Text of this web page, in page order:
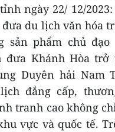
ngày 22/ 12/
đưa du lịch văn hóa
sản phẩm chủ
đưa Khánh Hòa trở
Duyên hải Nam
đẳng cấp,
tranh cao không
vực và quốc tế.